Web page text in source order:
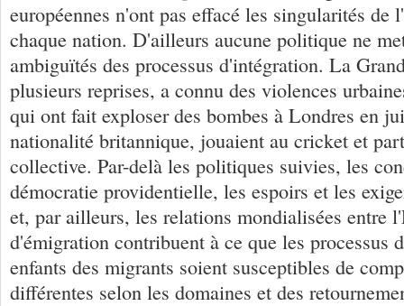
européennes n'ont pas effacé les singularités de
chaque nation. D'ailleurs aucune politique ne
ambiguïtés des processus d'intégration. La
plusieurs reprises, a connu des violences
qui ont fait exploser des bombes à Londres en
nationalité britannique, jouaient au cricket et
collective. Par-delà les politiques suivies, les
démocratie providentielle, les espoirs et les
et, par ailleurs, les relations mondialisées entre
d'émigration contribuent à ce que les processus
enfants des migrants soient susceptibles de
différentes selon les domaines et des